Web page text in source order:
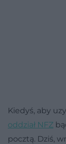
Kiedyś, aby
oddział NFZ
pocztą. Dziś,